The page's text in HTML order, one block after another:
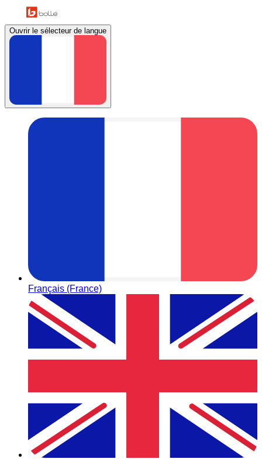
Ouvrir le sélecteur de langue
Français (France)